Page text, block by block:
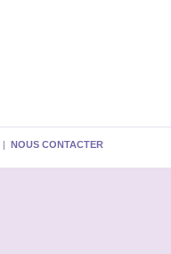
| NOUS CONTACTER